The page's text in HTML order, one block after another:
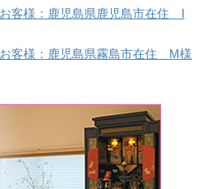
客様：鹿児島県鹿児島市在住 I
客様：鹿児島県霧島市在住 M様